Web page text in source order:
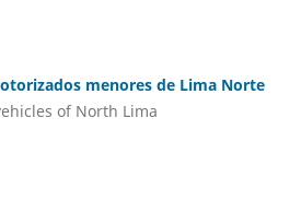
menores de Lima Norte
of North Lima